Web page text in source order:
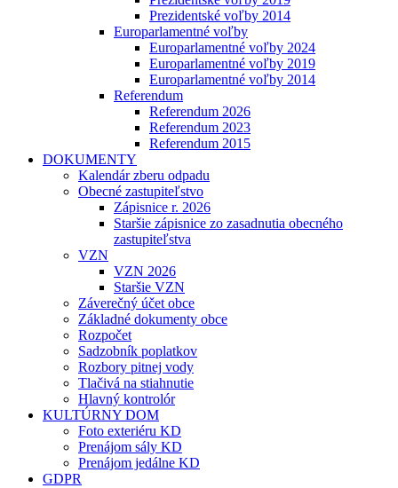
Prezidentské voľby 2014
Europarlamentné voľby
Europarlamentné voľby 2024
Europarlamentné voľby 2019
Europarlamentné voľby 2014
Referendum
Referendum 2026
Referendum 2023
Referendum 2015
DOKUMENTY
Kalendár zberu odpadu
Obecné zastupiteľstvo
Zápisnice r. 2026
Staršie zápisnice zo zasadnutia obecného
zastupiteľstva
VZN
VZN 2026
Staršie VZN
Záverečný účet obce
Základné dokumenty obce
Rozpočet
Sadzobník poplatkov
Rozbory pitnej vody
Tlačivá na stiahnutie
Hlavný kontrolór
KULTÚRNY DOM
Foto exteriéru KD
Prenájom sály KD
Prenájom jedálne KD
GDPR